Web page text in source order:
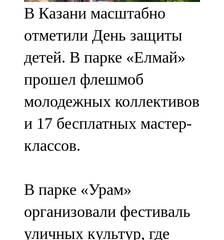
107,8 FM
Теләче
106,1 FM
Түбән Кама
102,6 FM
Чирмешән
107,7 FM
103,0 FM
Чүпрәле
В Казани масштабно
отметили День защиты
детей. В парке «Елмай»
прошел флешмоб
молодежных коллективов
и 17 бесплатных мастер-
классов.
В парке «Урам»
организовали фестиваль
уличных культур, где